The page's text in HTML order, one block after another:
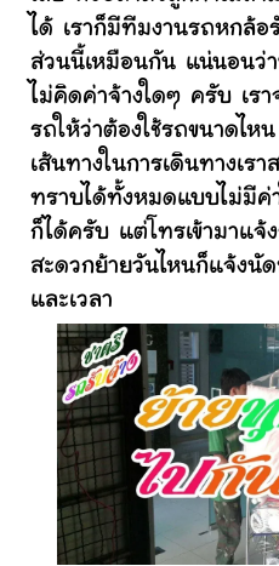
ได้ เราก็มีทีมงานรถหกล้อ
ส่วนนี้เหมือนกัน แน่นอนว่
ไม่คิดค่าจ้างใดๆ ครับ เรา
รถให้ว่าต้องใช้รถขนาดไห
เส้นทางในการเดินทางเร
ทราบได้ทั้งหมดแบบไม่มีค่
ก็ได้ครับ แต่โทรเข้ามาแจ้
สะดวกย้ายวันไหนก็แจ้งนั
และเวลา